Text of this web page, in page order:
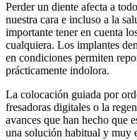
Perder un diente afecta a
nuestra cara e incluso a la
importante tener en cuenta
cualquiera. Los implantes
en condiciones permiten
prácticamente indolora.
La colocación guiada por
fresadoras digitales o la
avances que han hecho que
una solución habitual y muy